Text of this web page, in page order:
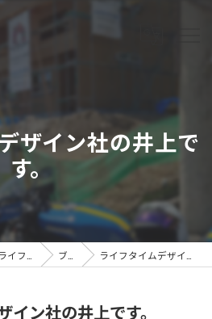
ザイン社の井上で
す。
ブログ ライフタイムデザイン社の井上です。
イン社の井上です。